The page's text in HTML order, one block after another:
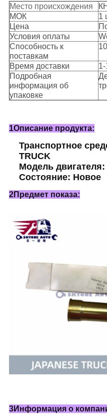
Место происхождения
МОК
1
Цена
Условия оплаты
Способность к
поставкам
Время доставки
Подробная
информация об
упаковке
1Описание продукта:
Транспортное
TRUCK
Модель двигателя:
Состояние: Новое
2Предмет показа:
3Информация о